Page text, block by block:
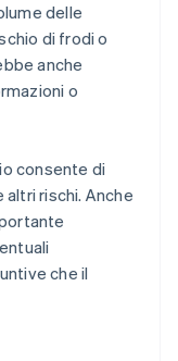
delle
di frodi o
anche
o
consente di
rischi. Anche
che il